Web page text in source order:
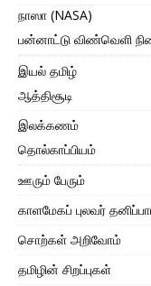
நாஸா (NASA)
பன்னாட்டு விண்வெளி
இயல் தமிழ்
ஆத்திசூடி
இலக்கணம்
தொல்காப்பியம்
ஊரும் பேரும்
காளமேகப் புலவர்
சொற்கள் அறிவோம்
தமிழின் சிறப்புகள்